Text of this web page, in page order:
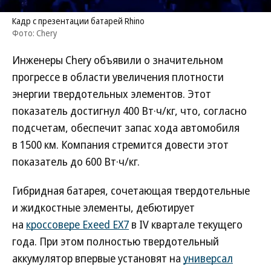
Кадр с презентации батарей Rhino
Фото: Chery
Инженеры Chery объявили о значительном
прогрессе в области увеличения плотности
энергии твердотельных элементов. Этот
показатель достигнул 400 Вт·ч/кг, что, согласно
подсчетам, обеспечит запас хода автомобиля
в 1500 км. Компания стремится довести этот
показатель до 600 Вт·ч/кг.
Гибридная батарея, сочетающая твердотельные
и жидкостные элементы, дебютирует
на кроссовере Exeed EX7 в IV квартале текущего
года. При этом полностью твердотельный
аккумулятор впервые установят на универсал